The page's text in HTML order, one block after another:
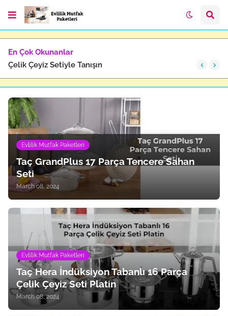
En Çok Okunanlar
Çelik Çeyiz Setiyle Tanışın
Evlilik Mutfak Paketleri
Taç GrandPlus 17 Parça Tencere Sahan
Seti
March 08, 2024
Evlilik Mutfak Paketleri
Taç Hera İndüksiyon Tabanlı 16 Parça
Çelik Çeyiz Seti Platin
March 08, 2024